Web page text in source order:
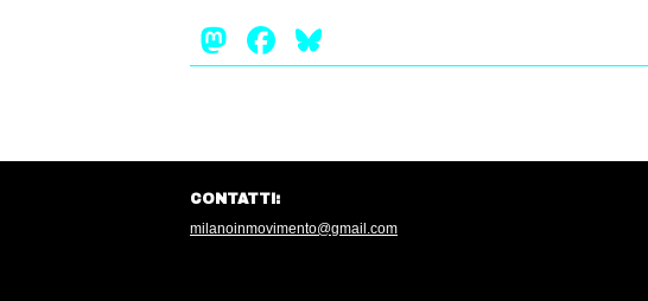
Mastodon
Facebook
CONTATTI:
milanoinmovimento@gmail.com